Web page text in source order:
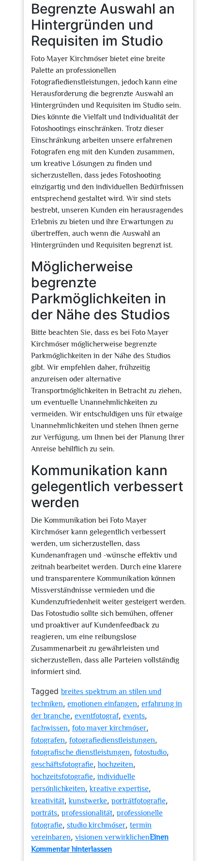
Begrenzte Auswahl an
Hintergründen und
Requisiten im Studio
Foto Mayer Kirchmöser bietet eine breite
Palette an professionellen
Fotografiedienstleistungen, jedoch kann eine
Herausforderung die begrenzte Auswahl an
Hintergründen und Requisiten im Studio sein.
Dies könnte die Vielfalt und Individualität der
Fotoshootings einschränken. Trotz dieser
Einschränkung arbeiten unsere erfahrenen
Fotografen eng mit den Kunden zusammen,
um kreative Lösungen zu finden und
sicherzustellen, dass jedes Fotoshooting
einzigartig und den individuellen Bedürfnissen
entsprechend gestaltet wird. Wir sind stets
bestrebt, unseren Kunden ein herausragendes
Erlebnis zu bieten und ihre Erwartungen zu
übertreffen, auch wenn die Auswahl an
Hintergründen und Requisiten begrenzt ist.
Möglicherweise
begrenzte
Parkmöglichkeiten in
der Nähe des Studios
Bitte beachten Sie, dass es bei Foto Mayer
Kirchmöser möglicherweise begrenzte
Parkmöglichkeiten in der Nähe des Studios
gibt. Wir empfehlen daher, frühzeitig
anzureisen oder alternative
Transportmöglichkeiten in Betracht zu ziehen,
um eventuelle Unannehmlichkeiten zu
vermeiden. Wir entschuldigen uns für etwaige
Unannehmlichkeiten und stehen Ihnen gerne
zur Verfügung, um Ihnen bei der Planung Ihrer
Anreise behilflich zu sein.
Kommunikation kann
gelegentlich verbessert
werden
Die Kommunikation bei Foto Mayer
Kirchmöser kann gelegentlich verbessert
werden, um sicherzustellen, dass
Kundenanfragen und -wünsche effektiv und
zeitnah bearbeitet werden. Durch eine klarere
und transparentere Kommunikation können
Missverständnisse vermieden und die
Kundenzufriedenheit weiter gesteigert werden.
Das Fotostudio sollte sich bemühen, offener
und proaktiver auf Kundenfeedback zu
reagieren, um eine reibungslose
Zusammenarbeit zu gewährleisten und
sicherzustellen, dass alle Parteien vollständig
informiert sind.
Taggedbreites spektrum an stilen und
techniken, emotionen einfangen, erfahrung in
der branche, eventfotograf, events,
fachwissen, foto mayer kirchmöser,
fotografen, fotografiedienstleistungen,
fotografische dienstleistungen, fotostudio,
geschäftsfotografie,hochzeiten,
hochzeitsfotografie, individuelle
persönlichkeiten,kreative expertise,
kreativität,kunstwerke, porträtfotografie,
porträts, professionalität, professionelle
fotografie, studio kirchmöser, termin
vereinbaren, visionen verwirklichenEinen
Kommentar hinterlassenzu